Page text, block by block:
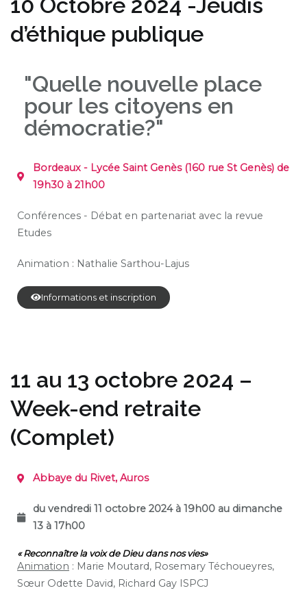
10 Octobre 2024 -Jeudis
d’éthique publique
"Quelle nouvelle place
pour les citoyens en
démocratie?"
Bordeaux - Lycée Saint Genès (160 rue St Genès) de
19h30 à 21h00
Conférences - Débat en partenariat avec la revue
Etudes
Animation : Nathalie Sarthou-Lajus
Informations et inscription
11 au 13 octobre 2024 –
Week-end retraite
(Complet)
Abbaye du Rivet, Auros
du vendredi 11 octobre 2024 à 19h00 au dimanche
13 à 17h00
« Reconnaître la voix de Dieu dans nos vies»
Animation : Marie Moutard, Rosemary Téchoueyres,
Sœur Odette David, Richard Gay ISPCJ